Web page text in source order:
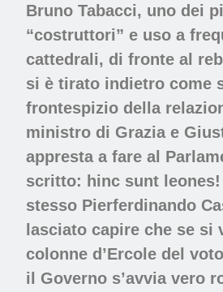
Bruno Tabacci, uno dei
“costruttori” e uso a
cattedrali, di fronte al
si è tirato indietro come
frontespizio della
ministro di Grazia e
appresta a fare al
scritto: hinc sunt
stesso Pierferdinando
lasciato capire che se si
colonne d’Ercole del
il Governo s’avvia vero